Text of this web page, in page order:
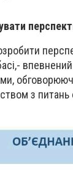
,- впевнений
з